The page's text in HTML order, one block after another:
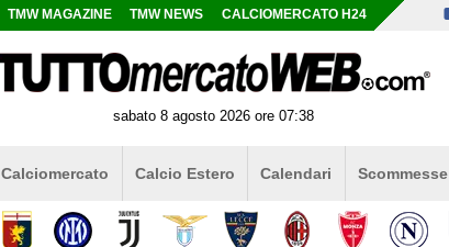
TMW MAGAZINE TMW NEWS CALCIOMERCATO H24
sabato 8 agosto 2026 ore 07:38
Calciomercato Calcio Estero Calendari Scommesse